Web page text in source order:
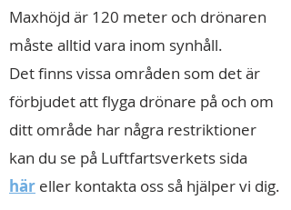
Maxhöjd är 120 meter och drönaren
måste alltid vara inom synhåll.
Det finns vissa områden som det är
förbjudet att flyga drönare på och om
ditt område har några restriktioner
kan du se på Luftfartsverkets sida
här eller kontakta oss så hjälper vi dig.